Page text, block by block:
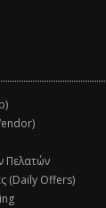
Πελατών
(Daily Offers)